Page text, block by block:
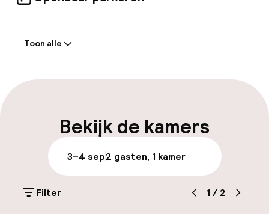
in rustgevende kleuren, zijn voorzien van alle
Meertalige medewerkers
Parkeren & mobiliteit
Openbaar parkeren
Toon alle
Bekijk de kamers
3–4 sep2 gasten, 1 kamer
Filter 1 / 2